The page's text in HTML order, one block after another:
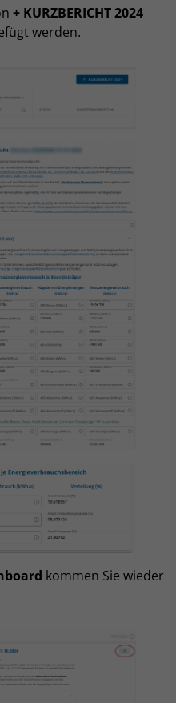
+ KURZBERICHT 2024
werden.
kommen Sie wieder